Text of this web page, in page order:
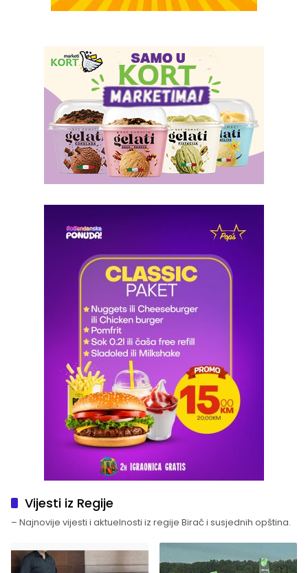
Vijesti iz Regije
– Najnovije vijesti i aktuelnosti iz regije Birač i susjednih opština.